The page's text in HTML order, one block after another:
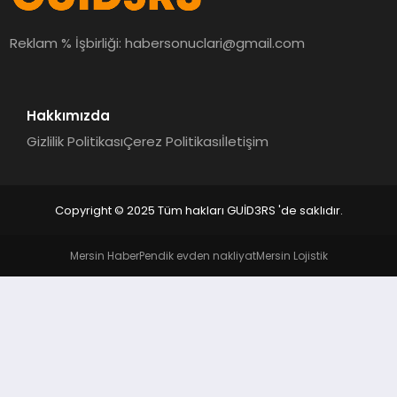
MAGAZIN
Reklam % İşbirliği:habersonuclari@gmail.com
Hakkımızda
Gizlilik PolitikasıÇerez Politikasıİletişim
Copyright © 2025 Tüm hakları GUİD3RS 'de saklıdır.
Mersin HaberPendik evden nakliyatMersin Lojistik